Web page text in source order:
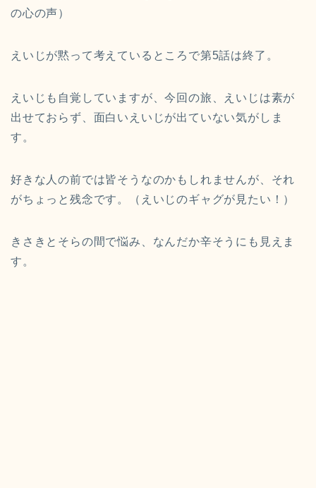
の心の声）
えいじが黙って考えているところで第5話は終了。
えいじも自覚していますが、今回の旅、えいじは素が
出せておらず、面白いえいじが出ていない気がしま
す。
好きな人の前では皆そうなのかもしれませんが、それ
がちょっと残念です。（えいじのギャグが見たい！）
きさきとそらの間で悩み、なんだか辛そうにも見えま
す。